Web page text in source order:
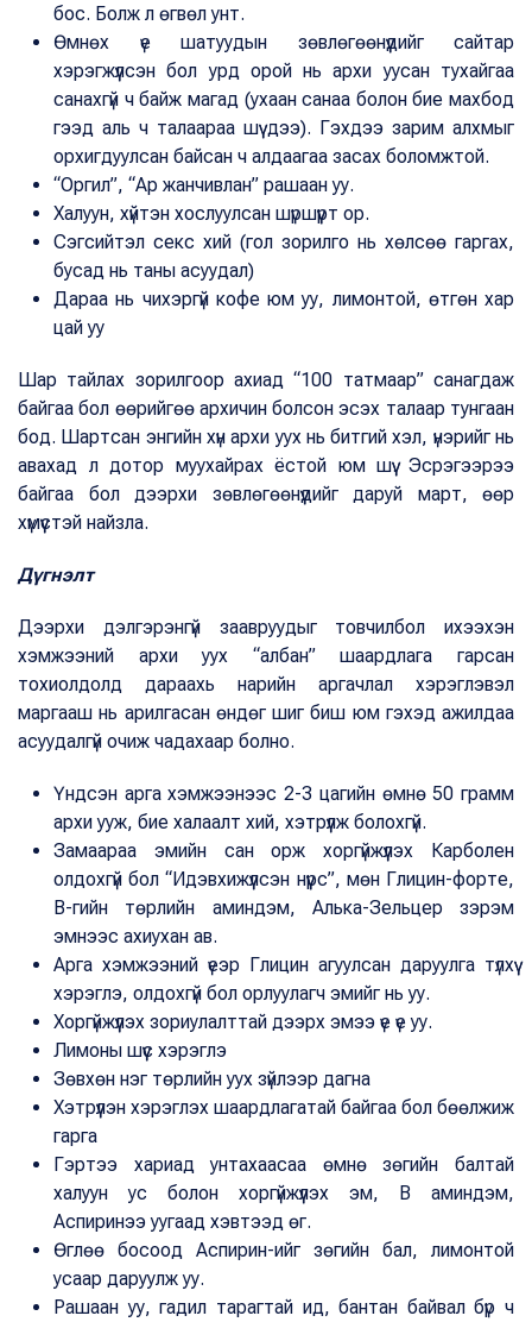
бос. Болж л өгвөл унт.
Өмнөх үе шатуудын зөвлөгөөнүүдийг сайтар
хэрэгжүүлсэн бол урд орой нь архи уусан тухайгаа
санахгүй ч байж магад (ухаан санаа болон бие махбод
гээд аль ч талаараа шүү дээ). Гэхдээ зарим алхмыг
орхигдуулсан байсан ч алдаагаа засах боломжтой.
“Оргил”, “Ар жанчивлан” рашаан уу.
Халуун, хүйтэн хослуулсан шүршүүрт ор.
Сэгсийтэл секс хий (гол зорилго нь хөлсөө гаргах,
бусад нь таны асуудал)
Дараа нь чихэргүй кофе юм уу, лимонтой, өтгөн хар
цай уу
Шар тайлах зорилгоор ахиад “100 татмаар” санагдаж
байгаа бол өөрийгөө архичин болсон эсэх талаар тунгаан
бод. Шартсан энгийн хүн архи уух нь битгий хэл, үнэрийг нь
авахад л дотор муухайрах ёстой юм шүү. Эсрэгээрээ
байгаа бол дээрхи зөвлөгөөнүүдийг даруй март, өөр
хүмүүстэй найзла.
Дүгнэлт
Дээрхи дэлгэрэнгүй заавруудыг товчилбол ихээхэн
хэмжээний архи уух “албан” шаардлага гарсан
тохиолдолд дараахь нарийн аргачлал хэрэглэвэл
маргааш нь арилгасан өндөг шиг биш юм гэхэд ажилдаа
асуудалгүй очиж чадахаар болно.
Үндсэн арга хэмжээнээс 2-3 цагийн өмнө 50 грамм
архи ууж, бие халаалт хий, хэтрүүлж болохгүй.
Замаараа эмийн сан орж хоргүйжүүлэх Карболен
олдохгүй бол “Идэвхижүүлсэн нүүрс”, мөн Глицин-форте,
B-гийн төрлийн аминдэм, Алька-Зельцер зэрэм
эмнээс ахиухан ав.
Арга хэмжээний үеэр Глицин агуулсан даруулга түлхүү
хэрэглэ, олдохгүй бол орлуулагч эмийг нь уу.
Хоргүйжүүлэх зориулалттай дээрх эмээ үе үе уу.
Лимоны шүүс хэрэглэ
Зөвхөн нэг төрлийн уух зүйлээр дагна
Хэтрүүлэн хэрэглэх шаардлагатай байгаа бол бөөлжиж
гарга
Гэртээ хариад унтахаасаа өмнө зөгийн балтай
халуун ус болон хоргүйжүүлэх эм, B аминдэм,
Аспиринээ уугаад хэвтээд өг.
Өглөө босоод Аспирин-ийг зөгийн бал, лимонтой
усаар даруулж уу.
Рашаан уу, гадил тарагтай ид, бантан байвал бүр ч